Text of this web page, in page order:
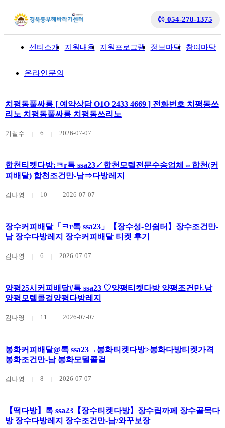
054-278-1375
센터소개 지원내용 지원프로그램 정보마당 참여마당
온라인문의
치평동풀싸롱 [ 예약상담 O1O 2433 4669 ] 전화번호 치평동쓰
리노 치평동풀싸롱 치평동쓰리노
기철수 6 2026-07-07
합천티켓다방:ㅋr톡 ssa23↙합천모텔전문수송업체⇔합천(커
피배달) 합천조건만-남⇒다방레지
김나영 10 2026-07-07
장수커피배달「ㅋr톡 ssa23」【장수성-인쉼터】장수조건만-
남 장수다방레지 장수커피배달 티켓 후기
김나영 6 2026-07-07
양평25시커피배달#톡 ssa23 ♡양평티켓다방 양평조건만-남
양평모텔콜걸양평다방레지
김나영 11 2026-07-07
봉화커피배달@톡 ssa23→봉화티켓다방>봉화다방티켓가격
봉화조건만-남 봉화모텔콜걸
김나영 8 2026-07-07
【떡다방】톡 ssa23【장수티켓다방】장수립까페 장수골목다
방 장수다방레지 장수조건만-남/와꾸보장